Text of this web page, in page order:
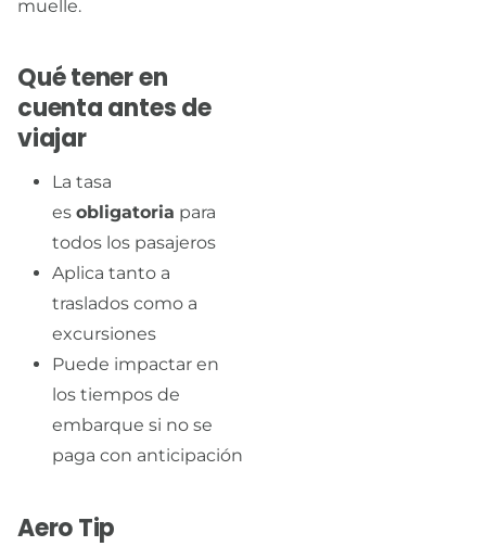
muelle.
Qué tener en
cuenta antes de
viajar
La tasa
es obligatoria para
todos los pasajeros
Aplica tanto a
traslados como a
excursiones
Puede impactar en
los tiempos de
embarque si no se
paga con anticipación
Aero Tip